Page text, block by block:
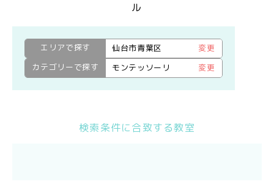
ル
エリアで探す 仙台市青葉区
変更
カテゴリーで探す
モンテッソーリ 変更
検索条件に合致する教室